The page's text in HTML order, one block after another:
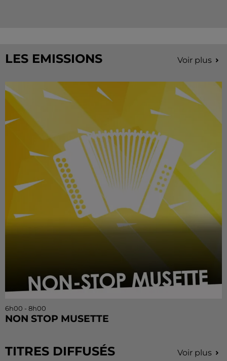
LES EMISSIONS Voir plus
6h00 - 8h00
NON STOP MUSETTE
TITRES DIFFUSÉS Voir plus